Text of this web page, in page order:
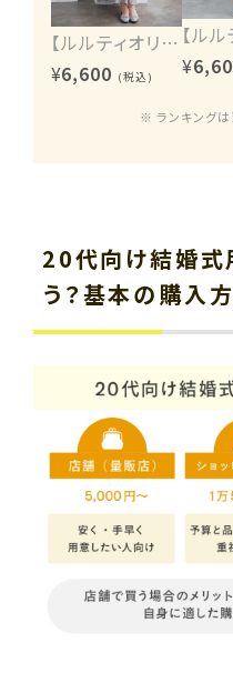
【ルルティオリジナル】ヴィンテージレース2wayワンピース
¥6,600 (税込)
¥
※ ランキングは
20代向け結婚式
う？基本の購入